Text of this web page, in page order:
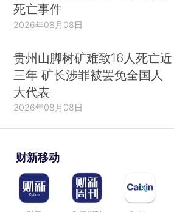
死亡事件
2026年08月08日
贵州山脚树矿难致16人死亡近
三年 矿长涉罪被罢免全国人
大代表
2026年08月08日
财新移动